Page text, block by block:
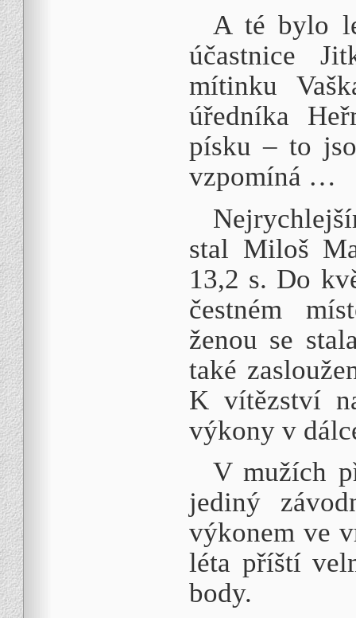
A té bylo
účastnice
mítinku
úředníka
písku – to
vzpomíná …
stal Miloš
13,2 s. Do
čestném
ženou se
také
K vítězství
výkony v
V mužích
jediný
výkonem ve
léta příští
body.